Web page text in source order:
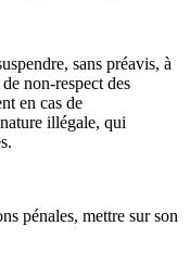
sans préavis, à
non-respect des
en cas de
illégale, qui
pénales, mettre sur son